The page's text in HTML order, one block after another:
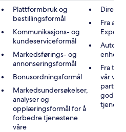
Plattformbruk og
bestillingsformål
Kommunikasjons- og
kundeserviceformål
Markedsførings- og
annonseringsformål
Bonusordningsformål
Markedsundersøkelser,
analyser og
opplæringsformål for å
forbedre tjenestene
våre
Fra
Fra
vår